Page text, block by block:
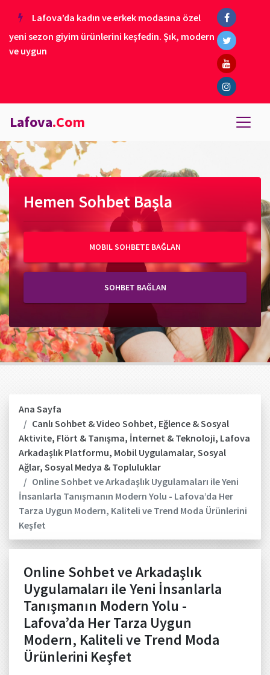
Lafova’da kadın ve erkek modasına özel
yeni sezon giyim ürünlerini keşfedin. Şık, modern
ve uygun
Lafova.Com
Hemen Sohbet Başla
MOBIL SOHBETE BAĞLAN
SOHBET BAĞLAN
Ana Sayfa
Canlı Sohbet & Video Sohbet, Eğlence & Sosyal
Aktivite, Flört & Tanışma, İnternet & Teknoloji, Lafova
Arkadaşlık Platformu, Mobil Uygulamalar, Sosyal
Ağlar, Sosyal Medya & Topluluklar
Online Sohbet ve Arkadaşlık Uygulamaları ile Yeni
İnsanlarla Tanışmanın Modern Yolu - Lafova’da Her
Tarza Uygun Modern, Kaliteli ve Trend Moda Ürünlerini
Keşfet
Online Sohbet ve Arkadaşlık
Uygulamaları ile Yeni İnsanlarla
Tanışmanın Modern Yolu -
Lafova’da Her Tarza Uygun
Modern, Kaliteli ve Trend Moda
Ürünlerini Keşfet